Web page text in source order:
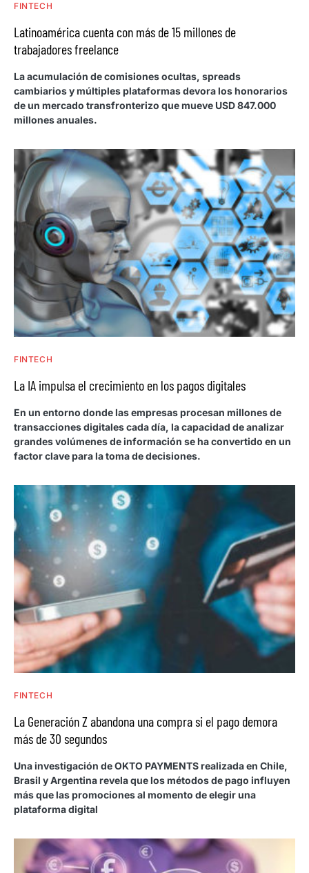
FINTECH
Latinoamérica cuenta con más de 15 millones de
trabajadores freelance
La acumulación de comisiones ocultas, spreads
cambiarios y múltiples plataformas devora los honorarios
de un mercado transfronterizo que mueve USD 847.000
millones anuales.
FINTECH
La IA impulsa el crecimiento en los pagos digitales
En un entorno donde las empresas procesan millones de
transacciones digitales cada día, la capacidad de analizar
grandes volúmenes de información se ha convertido en un
factor clave para la toma de decisiones.
FINTECH
La Generación Z abandona una compra si el pago demora
más de 30 segundos
Una investigación de OKTO PAYMENTS realizada en Chile,
Brasil y Argentina revela que los métodos de pago influyen
más que las promociones al momento de elegir una
plataforma digital